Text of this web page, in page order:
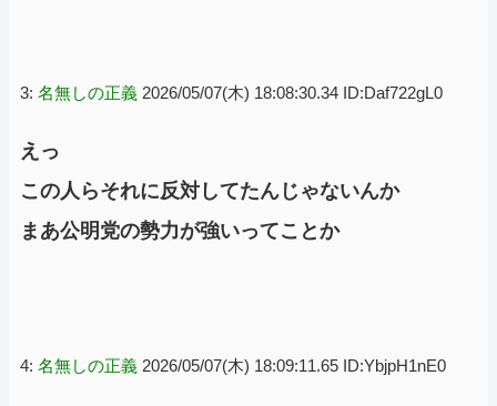
3: 名無しの正義 2026/05/07(木) 18:08:30.34 ID:Daf722gL0
えっ
この人らそれに反対してたんじゃないんか
まあ公明党の勢力が強いってことか
4: 名無しの正義 2026/05/07(木) 18:09:11.65 ID:YbjpH1nE0